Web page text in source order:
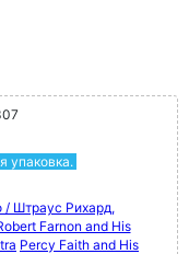
упаковка.
/ Штраус Рихард,
Farnon and His
Percy Faith and His